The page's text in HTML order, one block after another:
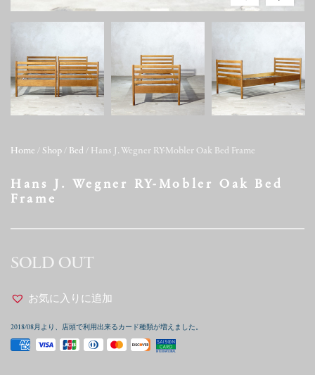
Home / Shop / Bed / Hans J. Wegner RY-Mobler Oak Bed Frame
Hans J. Wegner RY-Mobler Oak Bed
Frame
SOLD OUT
お気に入りに追加
2018/08月より、店頭で利用出来るカード種類が増えました。